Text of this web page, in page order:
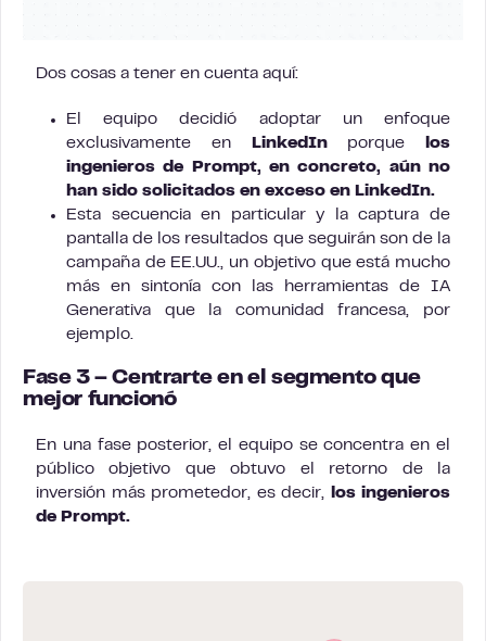
Dos cosas a tener en cuenta aquí:
El equipo decidió adoptar un enfoque
exclusivamente en
LinkedInporque
los
ingenieros de Prompt, en concreto, aún no
han sido solicitados en exceso en LinkedIn.
Esta secuencia en particular y la captura de
pantalla de los resultados que seguirán son de la
campaña de EE.UU., un objetivo que está mucho
más en sintonía con las herramientas de IA
Generativa que la comunidad francesa, por
ejemplo.
Fase 3 – Centrarte en el segmento que
mejor funcionó
En una fase posterior, el equipo se concentra en el
público objetivo que obtuvo el retorno de la
inversión más prometedor, es decir,
los ingenieros
de Prompt.